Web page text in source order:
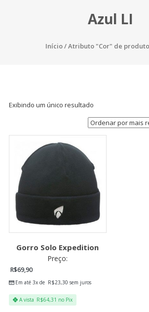
Azul LI
Início/ Atributo "Cor" de produto
Exibindo um único resultado
Gorro Solo Expedition
Preço:
R$69,90
Em até 3x de R$23,30 sem juros
A vista R$64,31 no Pix